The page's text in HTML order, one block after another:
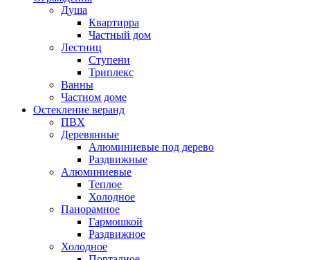
Душа
Квартирра
Частный дом
Лестниц
Ступени
Триплекс
Ванны
Частном доме
Остекление веранд
ПВХ
Деревянные
Алюминиевые под дерево
Раздвижные
Алюминиевые
Теплое
Холодное
Панорамное
Гармошкой
Раздвижное
Холодное